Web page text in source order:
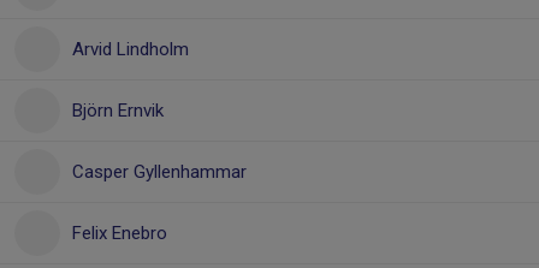
Arvid Lindholm
Björn Ernvik
Casper Gyllenhammar
Felix Enebro